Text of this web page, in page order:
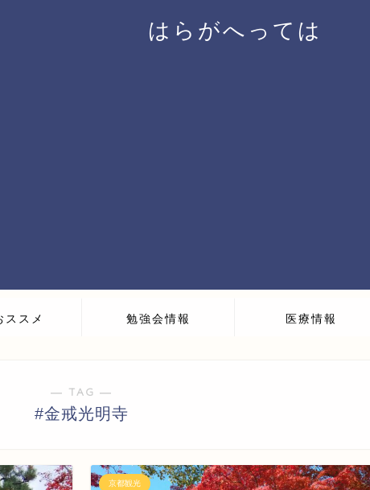
はらがへっては
ススメ 勉強会情報 医療情報
― TAG ―
#金戒光明寺
京都観光